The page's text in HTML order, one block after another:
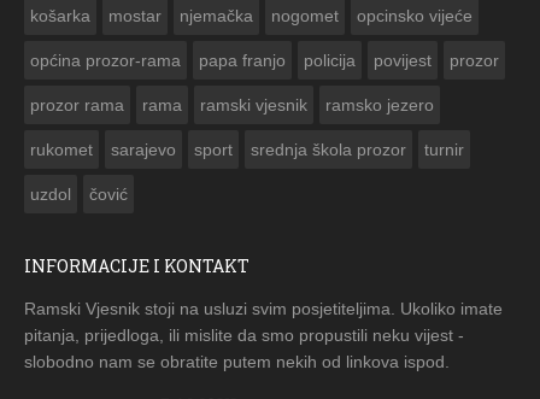
košarka mostar njemačka nogomet opcinsko vijeće
općina prozor-rama papa franjo policija povijest prozor
prozor rama rama ramski vjesnik ramsko jezero
rukomet sarajevo sport srednja škola prozor turnir
uzdol čović
INFORMACIJE I KONTAKT
Ramski Vjesnik stoji na usluzi svim posjetiteljima. Ukoliko imate
pitanja, prijedloga, ili mislite da smo propustili neku vijest -
slobodno nam se obratite putem nekih od linkova ispod.